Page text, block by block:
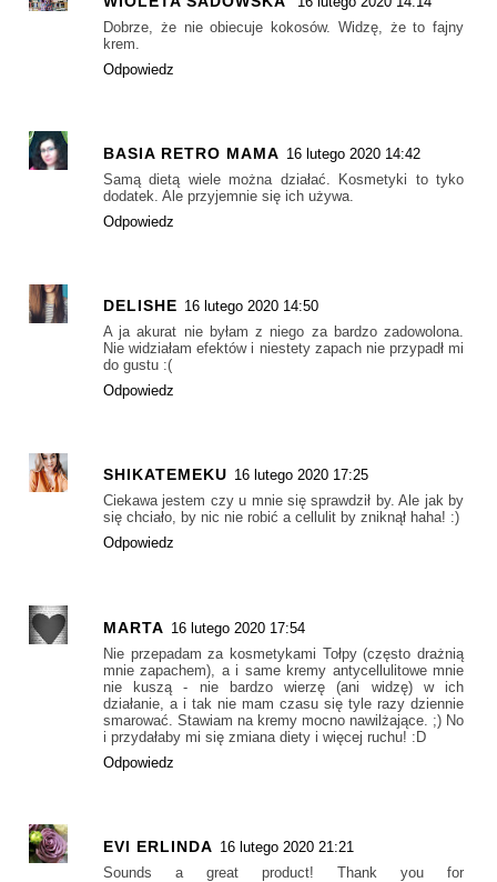
Dobrze, że nie obiecuje kokosów. Widzę, że to fajny
krem.
Odpowiedz
BASIA RETRO MAMA 16 lutego 2020 14:42
Samą dietą wiele można działać. Kosmetyki to tyko
dodatek. Ale przyjemnie się ich używa.
Odpowiedz
DELISHE 16 lutego 2020 14:50
A ja akurat nie byłam z niego za bardzo zadowolona.
Nie widziałam efektów i niestety zapach nie przypadł mi
do gustu :(
Odpowiedz
SHIKATEMEKU 16 lutego 2020 17:25
Ciekawa jestem czy u mnie się sprawdził by. Ale jak by
się chciało, by nic nie robić a cellulit by zniknął haha! :)
Odpowiedz
MARTA 16 lutego 2020 17:54
Nie przepadam za kosmetykami Tołpy (często drażnią
mnie zapachem), a i same kremy antycellulitowe mnie
nie kuszą - nie bardzo wierzę (ani widzę) w ich
działanie, a i tak nie mam czasu się tyle razy dziennie
smarować. Stawiam na kremy mocno nawilżające. ;) No
i przydałaby mi się zmiana diety i więcej ruchu! :D
Odpowiedz
EVI ERLINDA 16 lutego 2020 21:21
Sounds a great product! Thank you for